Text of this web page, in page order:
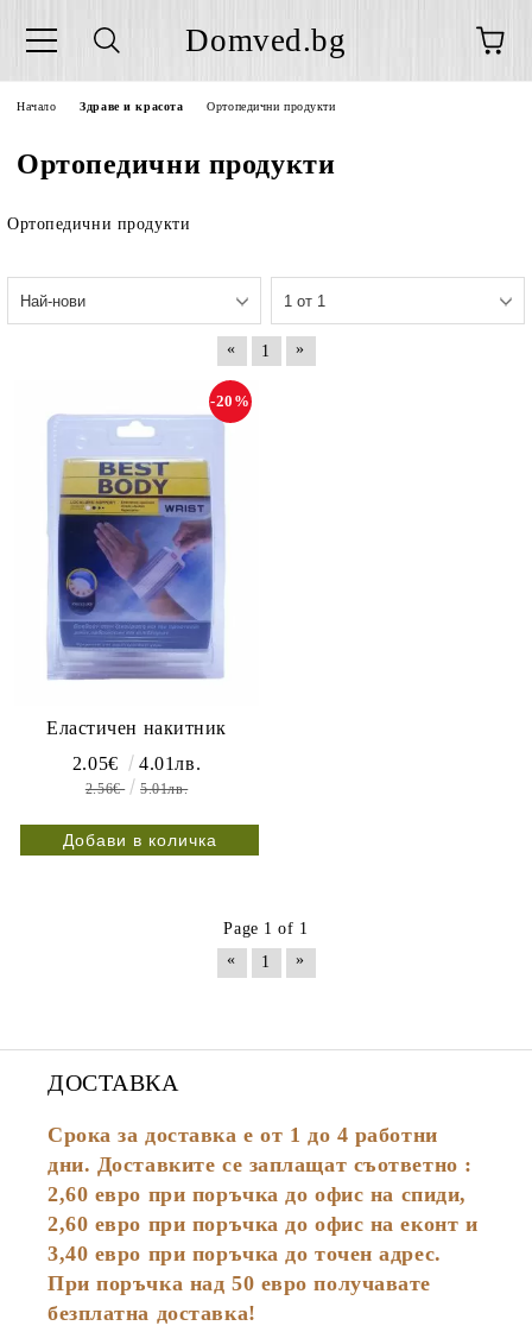
Domved.bg
Начало Здраве и красота Ортопедични продукти
Ортопедични продукти
Ортопедични продукти
« 1 »
Еластичен накитник
-20%
2.05€ 4.01лв.
2.56€ 5.01лв.
Page 1 of 1
«
1 »
ДОСТАВКА
Срока за доставка е от 1 до 4 работни
дни. Доставките се заплащат съответно :
2,60 евро при поръчка до офис на спиди,
2,60 евро при поръчка до офис на еконт и
3,40 евро при поръчка до точен адрес.
При поръчка над 50 евро получавате
безплатна доставка!